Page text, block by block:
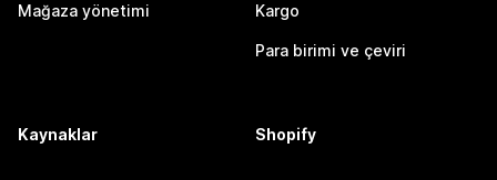
Mağaza yönetimi Kargo
Para birimi ve çeviri
Kaynaklar Shopify